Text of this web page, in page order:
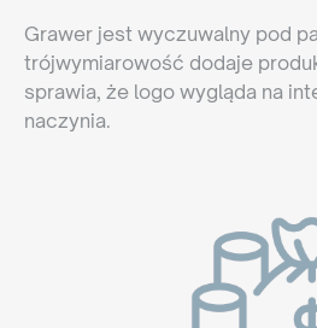
Grawer jest wyczuwalny pod
trójwymiarowość dodaje
sprawia, że logo wygląda na
naczynia.